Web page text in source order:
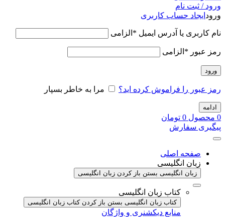
ورود / ثبت نام
ورود ایجاد حساب کاربری
نام کاربری یا آدرس ایمیل * الزامی
رمز عبور * الزامی
ورود
رمز عبور را فراموش کرده اید؟ مرا به خاطر بسپار
ادامه
0 محصول 0 تومان
پیگیری سفارش
صفحه اصلی
زبان انگلیسی
زبان انگلیسی بستن باز کردن زبان انگلیسی
کتاب زبان انگلیسی
کتاب زبان انگلیسی بستن باز کردن کتاب زبان انگلیسی
منابع دیکشنری و واژگان